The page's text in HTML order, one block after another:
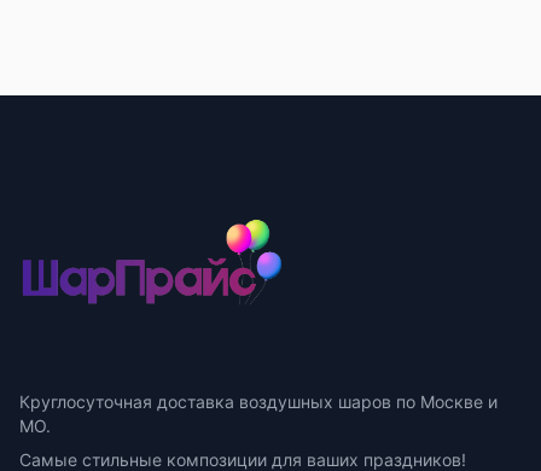
Круглосуточная доставка воздушных шаров по Москве и
МО.
Самые стильные композиции для ваших праздников!